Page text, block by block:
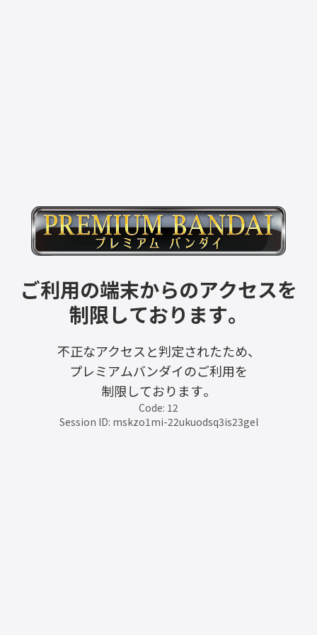
ご利用の端末からのアクセスを
制限しております。
不正なアクセスと判定されたため、
プレミアムバンダイのご利用を
制限しております。
Code: 12
Session ID: mskzo1mi-22ukuodsq3is23gel